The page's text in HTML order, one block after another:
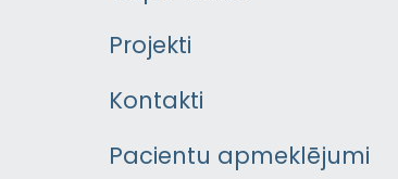
Projekti
Kontakti
Pacientu apmeklējumi